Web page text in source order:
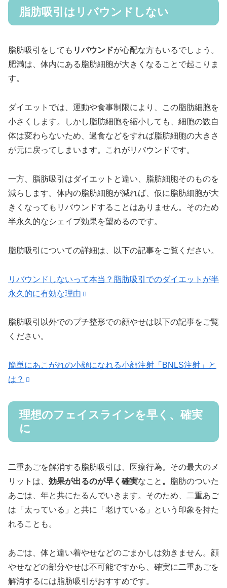
脂肪吸引はリバウンドしない
脂肪吸引をしても リバウンドが心配な方もいるでしょう。
肥満は、体内にある脂肪細胞が大きくなることで起こりま
す。
ダイエットでは、運動や食事制限により、この脂肪細胞を
小さくします。しかし脂肪細胞を縮小しても、細胞の数自
体は変わらないため、過食などをすれば脂肪細胞の大きさ
が元に戻ってしまいます。これがリバウンドです。
一方、脂肪吸引はダイエットと違い、脂肪細胞そのものを
減らします。体内の脂肪細胞が減れば、仮に脂肪細胞が大
きくなってもリバウンドすることはありません。そのため
半永久的なシェイプ効果を望めるのです。
脂肪吸引についての詳細は、以下の記事をご覧ください。
リバウンドしないって本当？脂肪吸引でのダイエットが半
永久的に有効な理由
脂肪吸引以外でのプチ整形での顔やせは以下の記事をご覧
ください。
簡単にあこがれの小顔になれる小顔注射「BNLS注射」と
は？
理想のフェイスラインを早く、確実
に
二重あごを解消する脂肪吸引は、医療行為。その最大のメ
リットは、 効果が出るのが早く確実なこと 。
脂肪のついた
あごは、年と共にたるんでいきます。そのため、二重あご
は「太っている」と共に「老けている」という印象を持た
れることも。
あごは、体と違い着やせなどのごまかしは効きません。顔
やせなどの部分やせは不可能ですから、確実に二重あごを
解消するには脂肪吸引がおすすめです。